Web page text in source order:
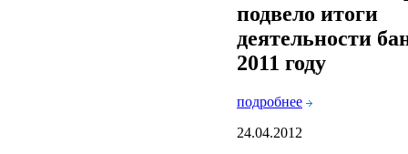
подвело итоги
деятельности
2011 году
подробнее
24.04.2012